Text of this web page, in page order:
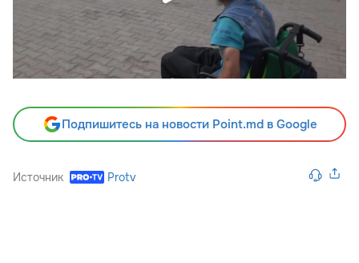
Подпишитесь на новости Point.md в Google
Источник Protv